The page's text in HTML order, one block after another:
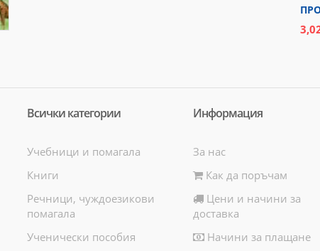
Всички категории
Учебници и помагала
Книги
Речници, чуждоезикови
помагала
Ученически пособия
Информация
За нас
Как да поръчам
Цени и начини за
доставка
Начини за плащане